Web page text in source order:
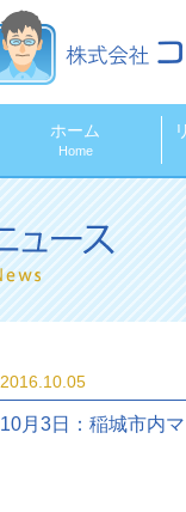
ホーム
Home
2016.10.05
10月3日：稲城市内